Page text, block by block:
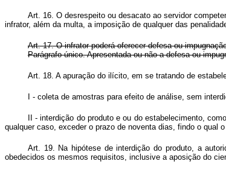
Art. 16. O desrespeito ou desacato ao servidor
infrator, além da multa, a imposição de qualquer das
Art. 17. O infrator poderá oferecer defesa ou
Parágrafo único. Apresentada ou não a defesa ou
Art. 18. A apuração do ilícito, em se tratando de
I - coleta de amostras para efeito de análise, sem
II - interdição do produto e ou do estabelecimento,
qualquer caso, exceder o prazo de noventa dias, findo o qual
Art. 19. Na hipótese de interdição do produto, a
obedecidos os mesmos requisitos, inclusive a aposição do